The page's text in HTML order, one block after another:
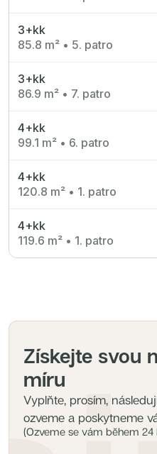
3+kk
85.8 m² • 5. patro
3+kk
86.9 m² • 7. patro
4+kk
99.1 m² • 6. patro
4+kk
120.8 m² • 1. patro
4+kk
119.6 m² • 1. patro
Získejte svou
míru
Vyplňte, prosím,
ozveme a poskytneme
(Ozveme se vám během 24